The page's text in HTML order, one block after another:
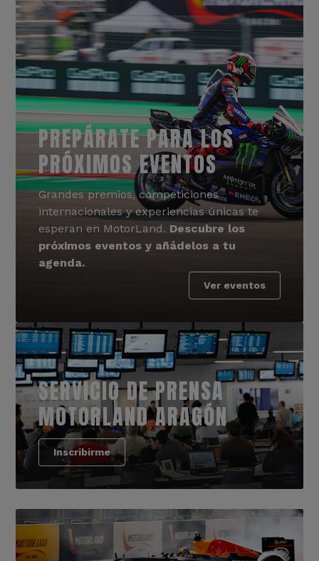
PREPÁRATE PARA LOS
PRÓXIMOS EVENTOS
Grandes premios, competiciones
internacionales y experiencias únicas te
esperan en MotorLand. Descubre los
próximos eventos y añádelos a tu
agenda.
Ver eventos
SERVICIO DE PRENSA
MOTORLAND ARAGÓN
Inscribirme